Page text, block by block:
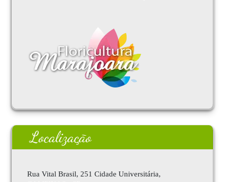
Localização
Rua Vital Brasil, 251 Cidade Universitária,